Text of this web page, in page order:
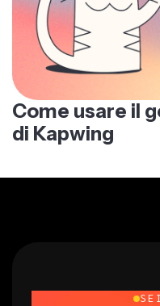
Come usare il
di Kapwing